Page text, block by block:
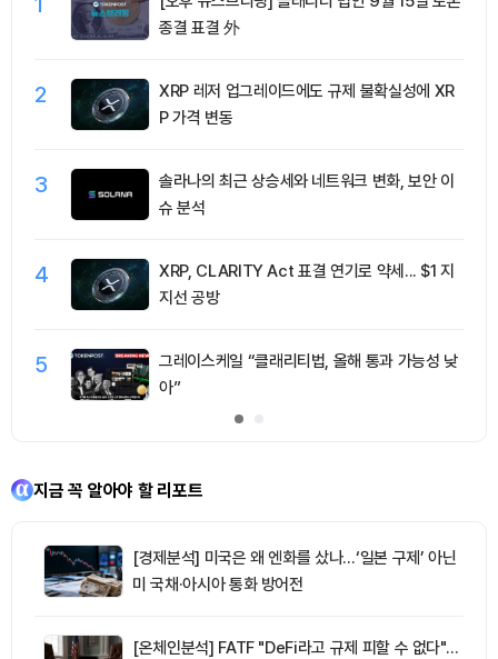
종결 표결 外
2
XRP 레저 업그레이드에도 규제 불확실성에 XR
P 가격 변동
3
솔라나의 최근 상승세와 네트워크 변화, 보안 이
슈 분석
4
XRP, CLARITY Act 표결 연기로 약세... $1 지
지선 공방
5
그레이스케일 “클래리티법, 올해 통과 가능성 낮
아”
지금 꼭 알아야 할 리포트
[경제분석] 미국은 왜 엔화를 샀나…‘일본 구제’ 아닌
미 국채·아시아 통화 방어전
[온체인분석] FATF "DeFi라고 규제 피할 수 없다"…